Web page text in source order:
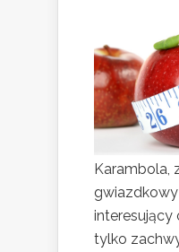
Karambola,
interesujący
tylko